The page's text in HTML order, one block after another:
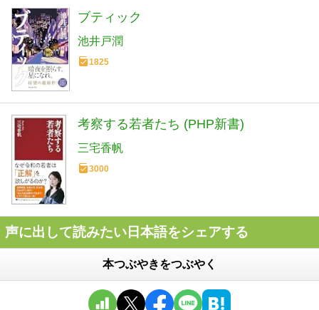
ブティック
池井戸潤
1825
考察する若者たち (PHP新書)
三宅香帆
3000
声に出して読みたい日本語をシェアする
本つぶやきをつぶやく